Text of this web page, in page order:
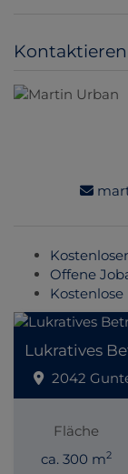
Offene
Lukratives
2042
Fläche
ca. 300 m2